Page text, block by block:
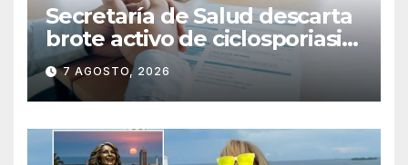
Secretaría de Salud descarta
brote activo de ciclosporiasis
en México y pide tranquilidad
a la población
7 AGOSTO, 2026